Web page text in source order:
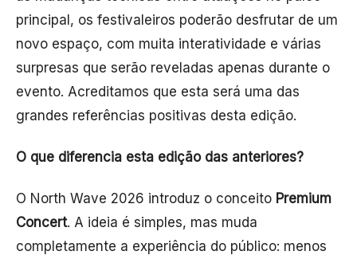
principal, os festivaleiros poderão desfrutar de um
novo espaço, com muita interatividade e várias
surpresas que serão reveladas apenas durante o
evento. Acreditamos que esta será uma das
grandes referências positivas desta edição.
O que diferencia esta edição das anteriores?
O North Wave 2026 introduz o conceito Premium
Concert. A ideia é simples, mas muda
completamente a experiência do público: menos